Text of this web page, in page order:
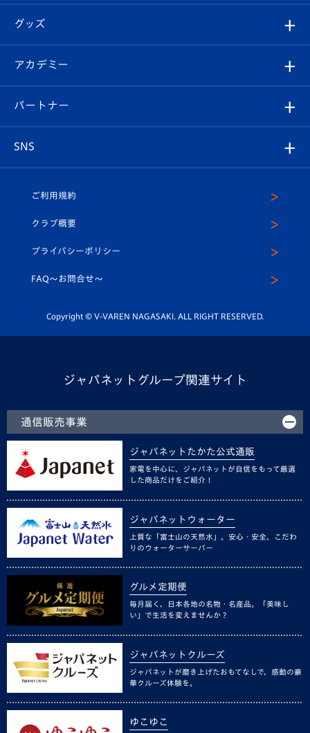
チケット
イベント
メディア
ホームタウン
スタッフプロフィール
マスコット紹介
平和祈念活動
ホームタウン活動
はじめての観戦ガイド
Revive Team
ヴィヴィくんの長崎おもてなしガイド
フォトギャラリー
スタジアムグルメ
チケット
V-LOVERS（ファンクラブ）
プレイヤーズスイート
グッズ
オンラインショップ
店舗情報
アカデミー
育成からのお知らせ
U-18
スクール
パートナー
SNS
ヴィヴィくんインスタグラム
公式LINE＠
ご利用規約
クラブ概要
プライバシーポリシー
FAQ〜お問合せ〜
Copyright © V-VAREN NAGASAKI. ALL RIGHT RESERVED.
ジャパネットグループ関連サイト
通信販売事業
ジャパネットたかた公式通販
家電を中心に、ジャパネットが自信をもって厳選
した商品だけをご紹介！
ジャパネットウォーター
上質な「富士山の天然水」。安心・安全、こだわ
りのウォーターサーバー
グルメ定期便
毎月届く、日本各地の名物・名産品。「美味し
い」で生活を変えませんか？
ジャパネットクルーズ
ジャパネットが磨き上げたおもてなしで、感動の豪
華クルーズ体験を。
ゆこゆこ